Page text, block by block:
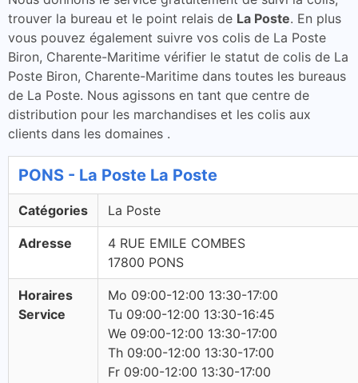
trouver la bureau et le point relais de La Poste. En plus
vous pouvez également suivre vos colis de La Poste
Biron, Charente-Maritime vérifier le statut de colis de La
Poste Biron, Charente-Maritime dans toutes les bureaus
de La Poste. Nous agissons en tant que centre de
distribution pour les marchandises et les colis aux
clients dans les domaines .
PONS - La Poste La Poste
Catégories La Poste
Adresse
4 RUE EMILE COMBES
17800 PONS
Horaires
Service
Mo 09:00-12:00 13:30-17:00
Tu 09:00-12:00 13:30-16:45
We 09:00-12:00 13:30-17:00
Th 09:00-12:00 13:30-17:00
Fr 09:00-12:00 13:30-17:00